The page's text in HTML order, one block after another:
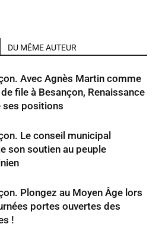
DU MÊME AUTEUR
Avec Agnès Martin comme
file à Besançon, Renaissance
ses positions
Le conseil municipal
son soutien au peuple
Plongez au Moyen Âge lors
portes ouvertes des
!